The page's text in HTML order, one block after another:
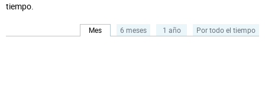
tiempo.
Mes 6 meses 1 año Por todo el tiempo